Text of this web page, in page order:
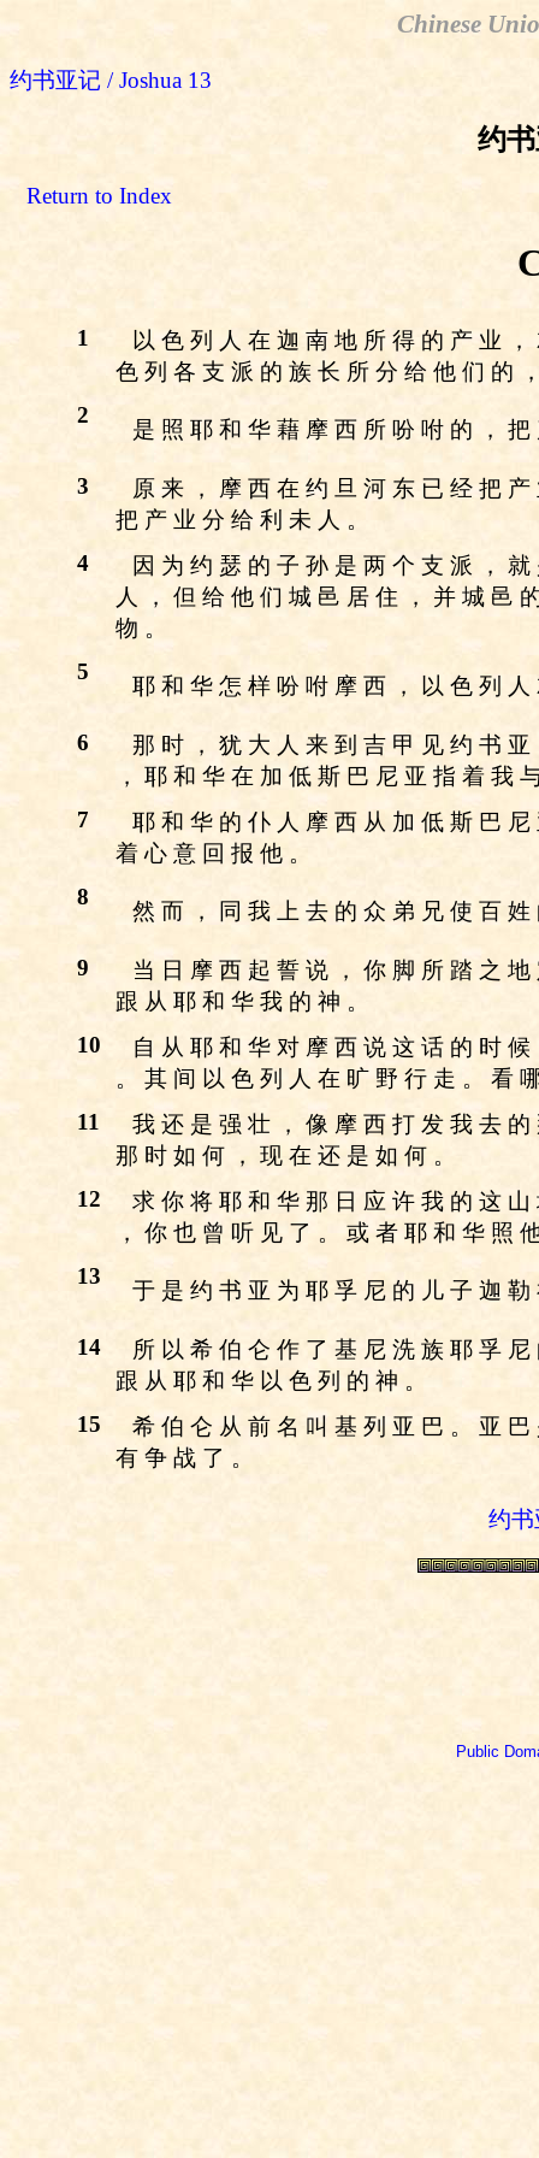
Chinese
约书亚记 / Joshua 13
约
Return to Index
1
以 色 列 人 在 迦 南 地 所 得 的 产 业
色 列 各 支 派 的 族 长 所 分 给 他 们 的
2
是 照 耶 和 华 藉 摩 西 所 吩 咐 的 ，
3
原 来 ， 摩 西 在 约 旦 河 东 已 经 把
把 产 业 分 给 利 未 人 。
4
因 为 约 瑟 的 子 孙 是 两 个 支 派 ，
人 ， 但 给 他 们 城 邑 居 住 ， 并 城 邑
物 。
5
耶 和 华 怎 样 吩 咐 摩 西 ， 以 色 列
6
那 时 ， 犹 大 人 来 到 吉 甲 见 约 书
， 耶 和 华 在 加 低 斯 巴 尼 亚 指 着 我
7
耶 和 华 的 仆 人 摩 西 从 加 低 斯 巴
着 心 意 回 报 他 。
8
然 而 ， 同 我 上 去 的 众 弟 兄 使 百
9
当 日 摩 西 起 誓 说 ， 你 脚 所 踏 之
跟 从 耶 和 华 我 的 神 。
10
自 从 耶 和 华 对 摩 西 说 这 话 的 时
。 其 间 以 色 列 人 在 旷 野 行 走 。 看
11
我 还 是 强 壮 ， 像 摩 西 打 发 我 去
那 时 如 何 ， 现 在 还 是 如 何 。
12
求 你 将 耶 和 华 那 日 应 许 我 的 这
， 你 也 曾 听 见 了 。 或 者 耶 和 华 照
13
于 是 约 书 亚 为 耶 孚 尼 的 儿 子 迦
14
所 以 希 伯 仑 作 了 基 尼 洗 族 耶 孚
跟 从 耶 和 华 以 色 列 的 神 。
15
希 伯 仑 从 前 名 叫 基 列 亚 巴 。 亚
有 争 战 了 。
约书
Public